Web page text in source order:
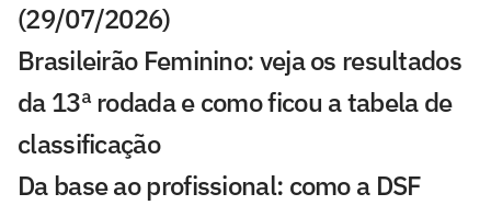
(29/07/2026)
Brasileirão Feminino: veja os resultados
da 13ª rodada e como ficou a tabela de
classificação
Da base ao profissional: como a DSF